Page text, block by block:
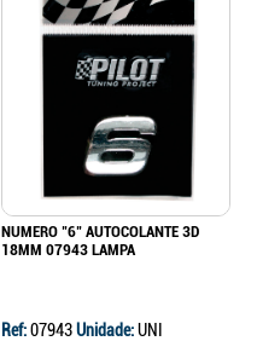
NUMERO "6" AUTOCOLANTE 3D
18MM 07943 LAMPA
Ref:07943Unidade:UNI